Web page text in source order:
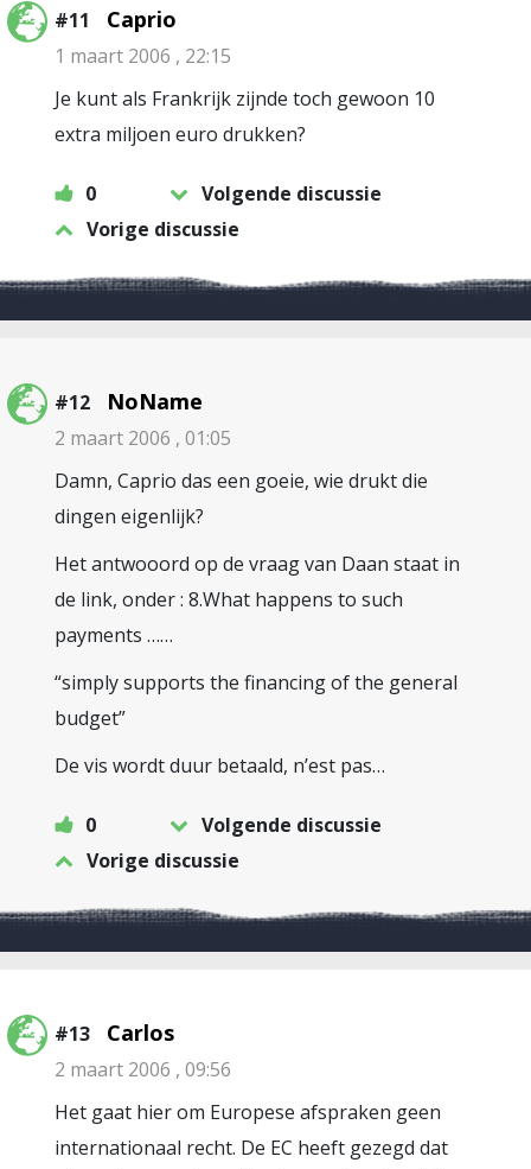
#11 Caprio
1 maart 2006 , 22:15
Je kunt als Frankrijk zijnde toch gewoon 10
extra miljoen euro drukken?
0
Volgende discussie
Vorige discussie
#12 NoName
2 maart 2006 , 01:05
Damn, Caprio das een goeie, wie drukt die
dingen eigenlijk?
Het antwooord op de vraag van Daan staat in
de link, onder : 8.What happens to such
payments ……
“simply supports the financing of the general
budget”
De vis wordt duur betaald, n’est pas…
0
Volgende discussie
Vorige discussie
#13 Carlos
2 maart 2006 , 09:56
Het gaat hier om Europese afspraken geen
internationaal recht. De EC heeft gezegd dat